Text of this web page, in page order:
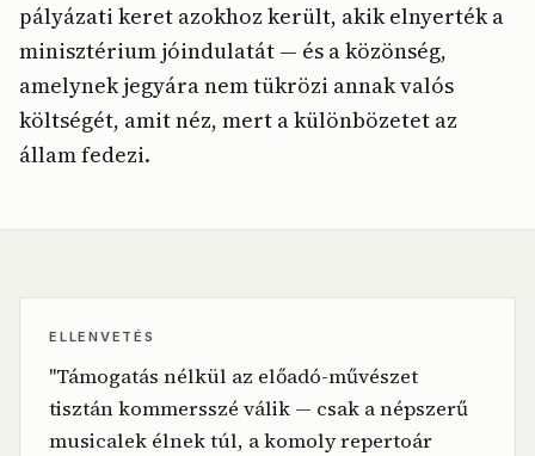
pályázati keret azokhoz került, akik elnyerték a
minisztérium jóindulatát — és a közönség,
amelynek jegyára nem tükrözi annak valós
költségét, amit néz, mert a különbözetet az
állam fedezi.
ELLENVETÉS
"Támogatás nélkül az előadó-művészet
tisztán kommersszé válik — csak a népszerű
musicalek élnek túl, a komoly repertoár